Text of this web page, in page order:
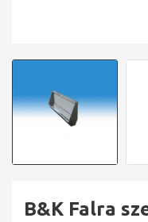
B&K Falra